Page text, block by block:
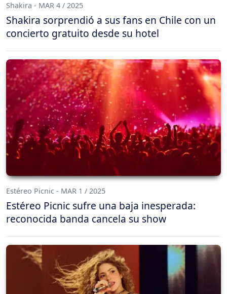
Shakira - MAR 4 / 2025
Shakira sorprendió a sus fans en Chile con un
concierto gratuito desde su hotel
Estéreo Picnic - MAR 1 / 2025
Estéreo Picnic sufre una baja inesperada:
reconocida banda cancela su show